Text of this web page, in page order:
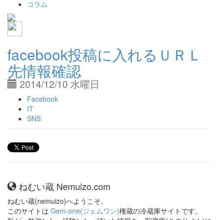
コラム
facebook投稿に入れるＵＲＬ
先情報確認
2014/12/10 水曜日
Facebook
IT
SNS
ねむい蔵 Nemuizo.com
ねむい蔵(nemuizo)へようこそ。
このサイトは Gem-one(ジェムワン)権蔵の冷蔵庫サイトです。